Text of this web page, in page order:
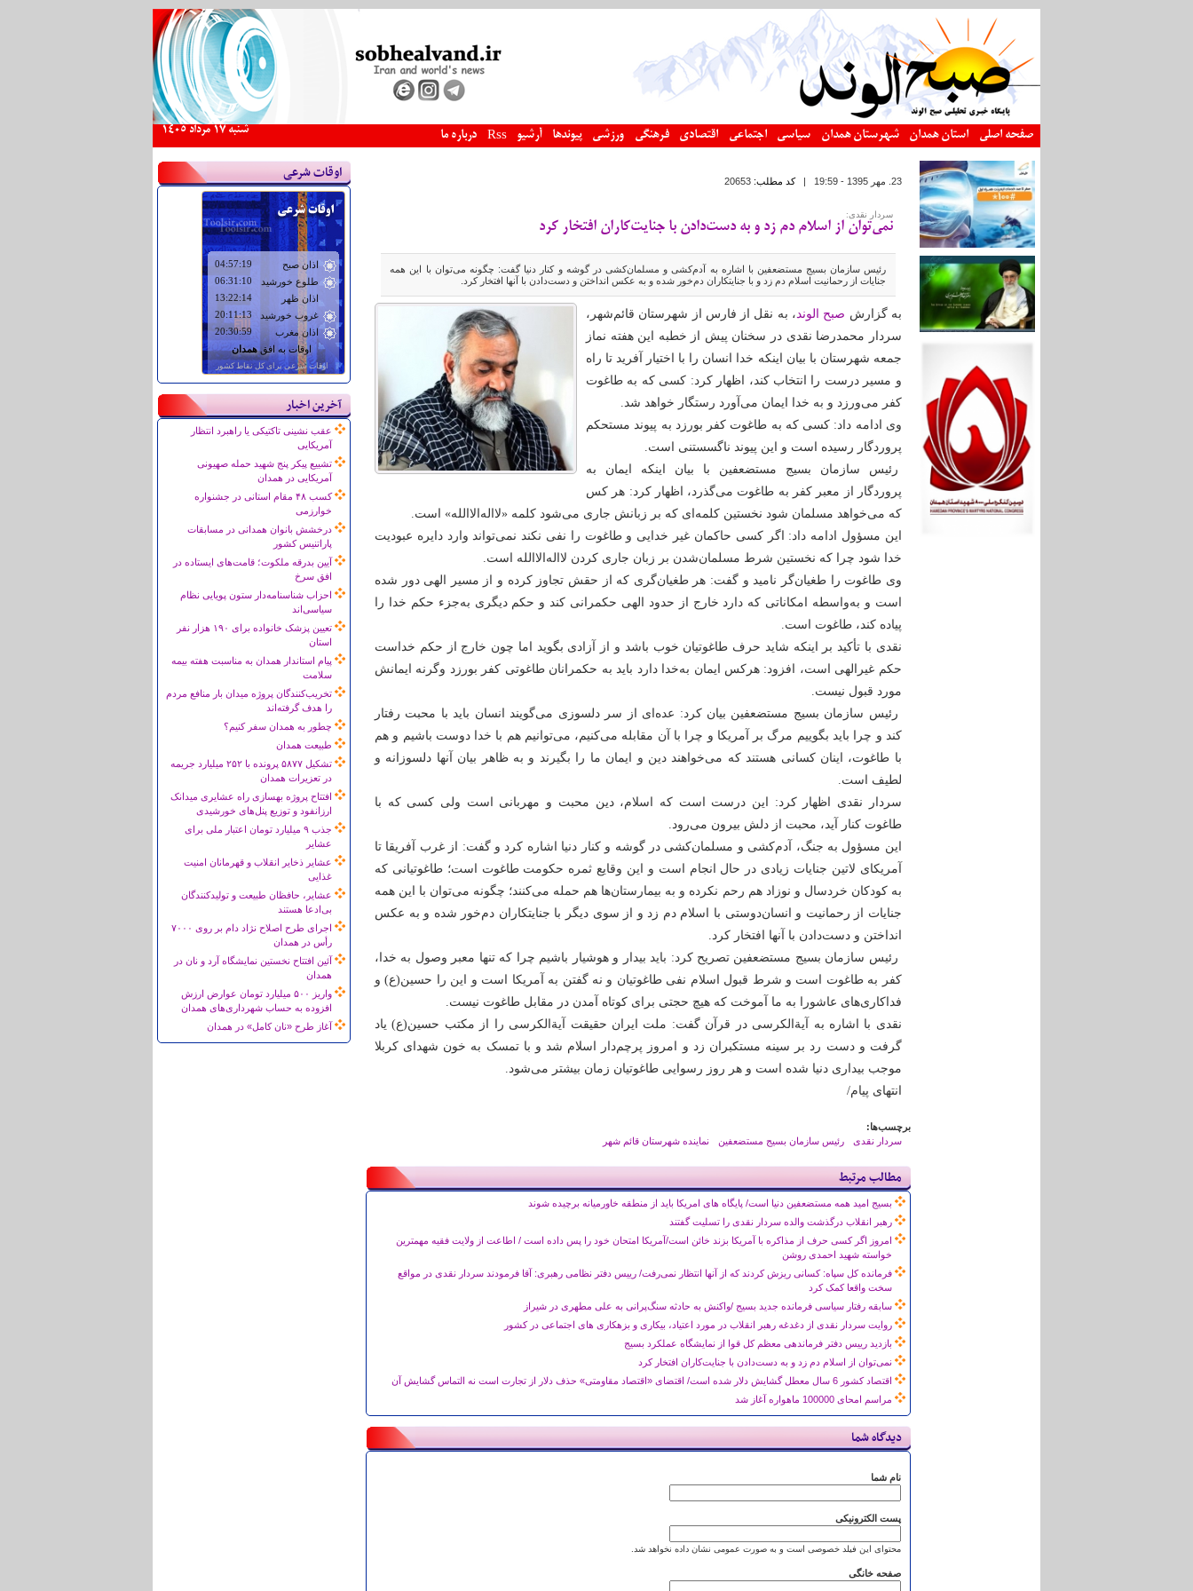
صفحه اصلی استان همدان شهرستان همدان سیاسی اجتماعی اقتصادی فرهنگی ورزشی پیوندها آرشیو Rss درباره ما شنبه 17 مرداد 1405
اوقات شرعی
آخرین اخبار
عقب نشینی تاکتیکی یا راهبرد انتظار
آمریکایی
تشییع پیکر پنج شهید حمله صهیونی
آمریکایی در همدان
کسب ۴۸ مقام استانی در جشنواره
خوارزمی
درخشش بانوان همدانی در مسابقات
پاراتنیس کشور
آیین بدرقه ملکوت؛ قامت‌های ایستاده در
افق سرخ
احزاب شناسنامه‌دار ستون پویایی نظام
سیاسی‌اند
تعیین پزشک خانواده برای ۱۹۰ هزار نفر
استان
پیام استاندار همدان به مناسبت هفته بیمه
سلامت
تخریب‌کنندگان پروژه میدان بار منافع مردم
را هدف گرفته‌اند
چطور به همدان سفر کنیم؟
طبیعت همدان
تشکیل ۵۸۷۷ پرونده با ۲۵۲ میلیارد جریمه
در تعزیرات همدان
افتتاح پروژه بهسازی راه عشایری میدانک
ارزانفود و توزیع پنل‌های خورشیدی
جذب ۹ میلیارد تومان اعتبار ملی برای
عشایر
عشایر ذخایر انقلاب و قهرمانان امنیت
غذایی
عشایر، حافظان طبیعت و تولیدکنندگان
بی‌ادعا هستند
اجرای طرح اصلاح نژاد دام بر روی ۷۰۰۰
رأس در همدان
آئین افتتاح نخستین نمایشگاه آرد و نان در
همدان
واریز ۵۰۰ میلیارد تومان عوارض ارزش
افزوده به حساب شهرداری‌های همدان
آغاز طرح «نان کامل» در همدان
23. مهر 1395 - 19:59 |کد مطلب:20653
سردار نقدی:
نمی‌توان از اسلام دم زد و به دست‌دادن با جنایت‌کاران افتخار کرد
رئیس سازمان بسیج مستضعفین با اشاره به آدم‌کشی و مسلمان‌کشی در گوشه و کنار دنیا گفت: چگونه می‌توان با این همه
جنایات از رحمانیت اسلام دم زد و با جنایتکاران دم‌خور شده و به عکس انداختن و دست‌دادن با آنها افتخار کرد.
به گزارش صبح الوند ، به نقل از فارس از شهرستان قائم‌شهر،
سردار محمدرضا نقدی در سخنان پیش از خطبه این هفته نماز
جمعه شهرستان با بیان اینکه خدا انسان را با اختیار آفرید تا راه
و مسیر درست را انتخاب کند، اظهار کرد: کسی که به طاغوت
کفر می‌ورزد و به خدا ایمان می‌آورد رستگار خواهد شد.
وی ادامه داد: کسی که به طاغوت کفر بورزد به پیوند مستحکم
پروردگار رسیده است و این پیوند ناگسستنی است.
رئیس سازمان بسیج مستضعفین با بیان اینکه ایمان به
پروردگار از معبر کفر به طاغوت می‌گذرد، اظهار کرد: هر کس
که می‌خواهد مسلمان شود نخستین کلمه‌ای که بر زبانش جاری می‌شود کلمه «لااله‌الاالله» است.
این مسؤول ادامه داد: اگر کسی حاکمان غیر خدایی و طاغوت را نفی نکند نمی‌تواند وارد دایره عبودیت
خدا شود چرا که نخستین شرط مسلمان‌شدن بر زبان جاری کردن لااله‌الاالله است.
وی طاغوت را طغیان‌گر نامید و گفت: هر طغیان‌گری که از حقش تجاوز کرده و از مسیر الهی دور شده
است و به‌واسطه امکاناتی که دارد خارج از حدود الهی حکمرانی کند و حکم دیگری به‌جزء حکم خدا را
پیاده کند، طاغوت است.
نقدی با تأکید بر اینکه شاید حرف طاغوتیان خوب باشد و از آزادی بگوید اما چون خارج از حکم خداست
حکم غیرالهی است، افزود: هرکس ایمان به‌خدا دارد باید به حکمرانان طاغوتی کفر بورزد وگرنه ایمانش
مورد قبول نیست.
رئیس سازمان بسیج مستضعفین بیان کرد: عده‌ای از سر دلسوزی می‌گویند انسان باید با محبت رفتار
کند و چرا باید بگوییم مرگ بر آمریکا و چرا با آن مقابله می‌کنیم، می‌توانیم هم با خدا دوست باشیم و هم
با طاغوت، اینان کسانی هستند که می‌خواهند دین و ایمان ما را بگیرند و به ظاهر بیان آنها دلسوزانه و
لطیف است.
سردار نقدی اظهار کرد: این درست است که اسلام، دین محبت و مهربانی است ولی کسی که با
طاغوت کنار آید، محبت از دلش بیرون می‌رود.
این مسؤول به جنگ‌، آدم‌کشی و مسلمان‌کشی در گوشه و کنار دنیا اشاره کرد و گفت: از غرب آفریقا تا
آمریکای لاتین جنایات زیادی در حال انجام است و این وقایع ثمره حکومت طاغوت است؛ طاغوتیانی که
به کودکان خردسال و نوزاد هم رحم نکرده و به بیمارستان‌ها هم حمله می‌کنند؛ چگونه می‌توان با این همه
جنایات از رحمانیت و انسان‌دوستی با اسلام دم زد و از سوی دیگر با جنایتکاران دم‌خور شده و به عکس
انداختن و دست‌دادن با آنها افتخار کرد.
رئیس سازمان بسیج مستضعفین تصریح کرد: باید بیدار و هوشیار باشیم چرا که تنها معبر وصول به خدا،
کفر به طاغوت است و شرط قبول اسلام نفی طاغوتیان و نه گفتن به آمریکا است و این را حسین(ع) و
فداکاری‌های عاشورا به ما آموخت که هیچ حجتی برای کوتاه آمدن در مقابل طاغوت نیست.
نقدی با اشاره به آیةالکرسی در قرآن گفت: ملت ایران حقیقت آیةالکرسی را از مکتب حسین(ع) یاد
گرفت و دست رد بر سینه مستکبران زد و امروز پرچم‌دار اسلام شد و با تمسک به خون شهدای کربلا
موجب بیداری دنیا شده است و هر روز رسوایی طاغوتیان زمان بیشتر می‌شود.
انتهای پیام/
برچسب‌ها:
سردار نقدی
رئیس سازمان بسیج مستضعفین نماینده شهرستان قائم شهر
مطالب مرتبط
بسیج امید همه مستضعفین دنیا است/ پایگاه های امریکا باید از منطقه خاورمیانه برچیده شوند
رهبر انقلاب درگذشت والده سردار نقدی را تسلیت گفتند
امروز اگر کسی حرف از مذاکره با آمریکا بزند خائن است/آمریکا امتحان خود را پس داده است / اطاعت از ولایت فقیه مهمترین
خواسته شهید احمدی روشن
فرمانده کل سپاه: کسانی ریزش کردند که از آنها انتظار نمی‌رفت/ رییس دفتر نظامی رهبری: آقا فرمودند سردار نقدی در مواقع
سخت واقعا کمک کرد
سابقه رفتار سیاسی فرمانده جدید بسیج /واکنش به حادثه سنگ‌پرانی به علی مطهری در شیراز
روایت سردار نقدی از دغدغه رهبر انقلاب در مورد اعتیاد، بیکاری و بزهکاری های اجتماعی در کشور
بازدید رییس دفتر فرماندهی معظم کل قوا از نمایشگاه عملکرد بسیج
نمی‌توان از اسلام دم زد و به دست‌دادن با جنایت‌کاران افتخار کرد
اقتصاد کشور 6 سال معطل گشایش دلار شده است/ اقتضای «اقتصاد مقاومتی» حذف دلار از تجارت است نه التماس گشایش آن
مراسم امحای 100000 ماهواره آغاز شد
دیدگاه شما
نام شما
پست الکترونیکی
محتوای این فیلد خصوصی است و به صورت عمومی نشان داده نخواهد شد.
صفحه خانگی